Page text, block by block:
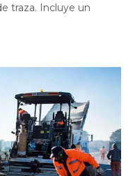
traza. Incluye un